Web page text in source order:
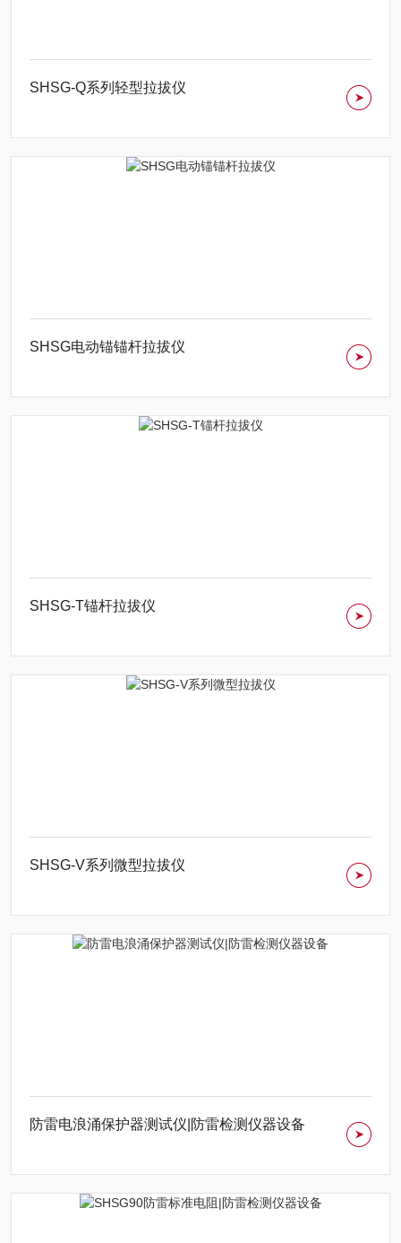
SHSG-Q系列轻型拉拔仪
SHSG电动锚锚杆拉拔仪
SHSG-T锚杆拉拔仪
SHSG-V系列微型拉拔仪
防雷电浪涌保护器测试仪|防雷检测仪器设备